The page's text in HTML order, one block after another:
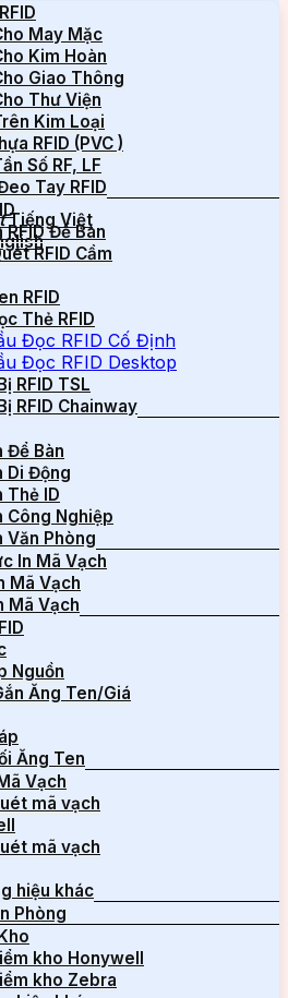
Tiếng Việt
May Mặc
Kim Hoàn
Giao Thông
Thư Viện
Kim Loại
RFID (PVC )
Số RF, LF
Tay RFID
RFID Để Bàn
RFID Cầm
RFID
Thẻ RFID
Đọc RFID Cố Định
Đọc RFID Desktop
RFID TSL
RFID Chainway
Để Bàn
Di Động
Thẻ ID
Công Nghiệp
Văn Phòng
In Mã Vạch
Mã Vạch
Mã Vạch
Nguồn
Ăng Ten/Giá
Ăng Ten
Vạch
mã vạch
mã vạch
hiệu khác
Phòng
kho Honywell
kho Zebra